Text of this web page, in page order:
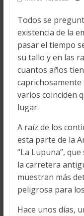
Todos se
existencia de la
pasar el tiempo
su tallo y en las
cuantos años
caprichosamente
varios coinciden
lugar.
A raíz de los
esta parte de la
“La Lupuna”,
la carretera
muestran más
peligrosa para
Hace unos días,